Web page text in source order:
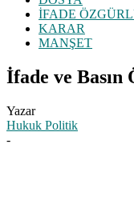
İFADE
KARAR
MANŞET
İfade ve
Yazar
Hukuk Politik
-